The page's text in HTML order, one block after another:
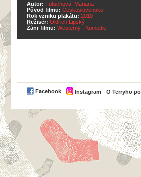
Autor: Tutschová, Mariana
Původ filmu: Československo
Rok vzniku plakátu: 2010
Režisér: Oldřich Lipský
Žánr filmu: Westerny Komedie
Facebook Instagram O Terryho